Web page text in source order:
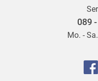
089
Mo. -